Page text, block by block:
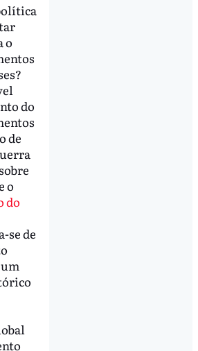
o
do
de
o
do
se de